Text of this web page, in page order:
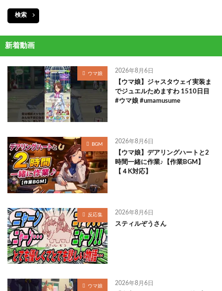
検索
新着動画
ウマ娘 2026年8月6日
【ウマ娘】ジャスタウェイ実装ま
でジュエルためますわ 1510日目
#ウマ娘 #umamusume
BGM 2026年8月6日
【ウマ娘】デアリングハートと2
時間一緒に作業♪【作業BGM】
【４K対応】
反応集 2026年8月6日
スティルぞうさん
ウマ娘 2026年8月6日